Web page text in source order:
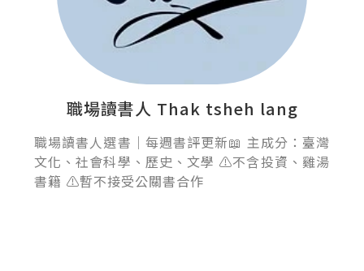
職場讀書人 Thak tsheh lang
職場讀書人選書｜每週書評更新📖 主成分：臺灣
文化、社會科學、歷史、文學 ⚠️不含投資、雞湯
書籍 ⚠️暫不接受公關書合作